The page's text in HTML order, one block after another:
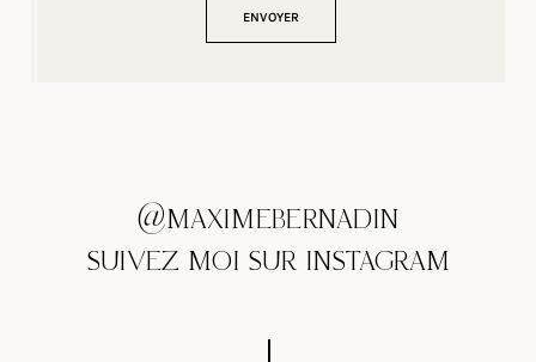
@MAXIMEBERNADIN
SUIVEZ MOI SUR INSTAGRAM